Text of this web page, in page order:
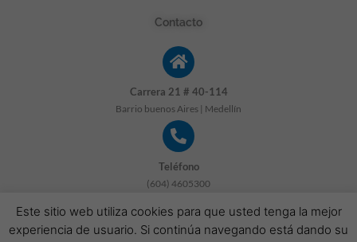
Contacto
Carrera 21 # 40-114
Barrio buenos Aires | Medellín
Teléfono
(604) 4605300
Este sitio web utiliza cookies para que usted tenga la mejor
experiencia de usuario. Si continúa navegando está dando su